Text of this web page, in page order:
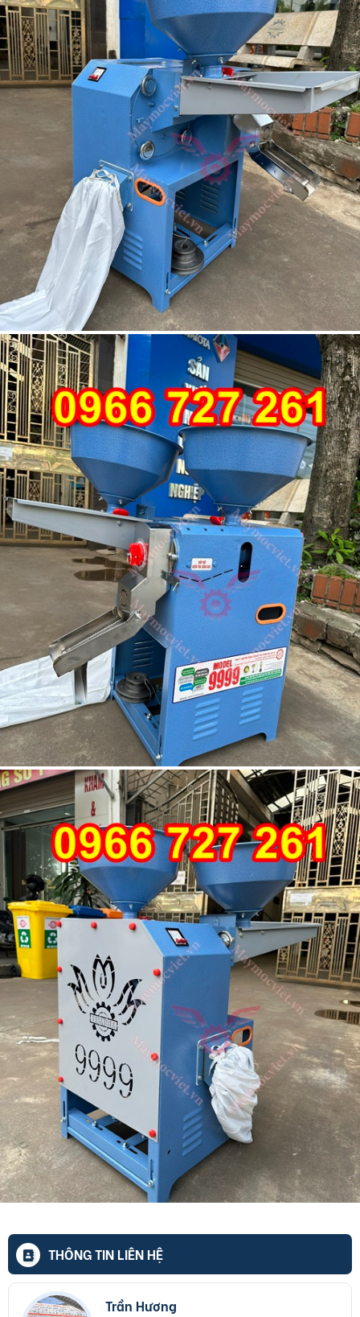
THÔNG TIN LIÊN HỆ
Trần Hương